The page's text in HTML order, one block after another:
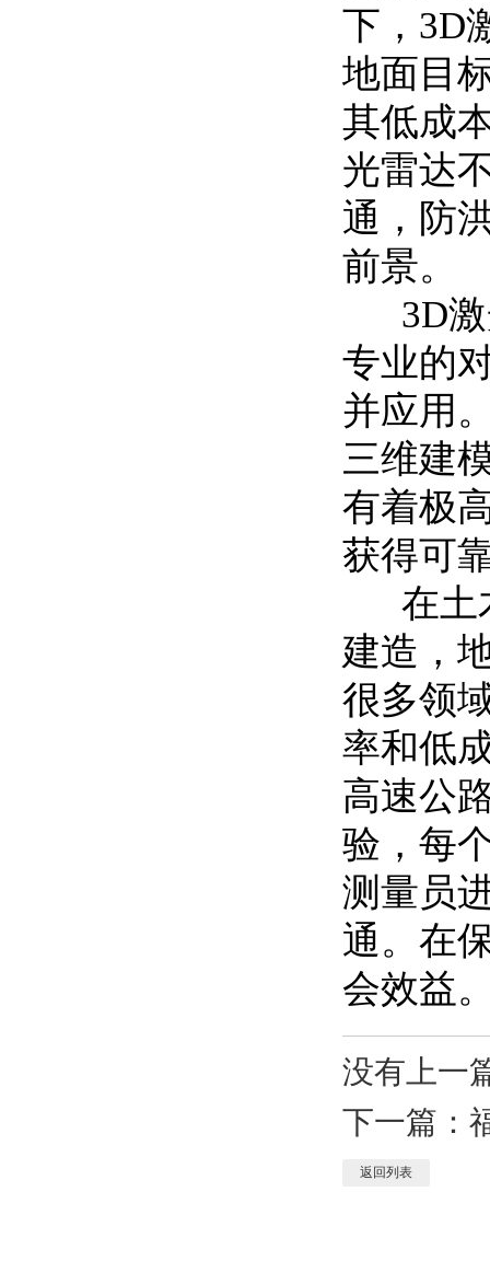
下，3D
地面目
其低成
光雷达
通，防
前景。
3D激
专业的
并应用
三维建
有着极
获得可
在土
建造，
很多领
率和低
高速公
验，每
测量员
通。在
会效益
没有上一
下一篇：
返回列表